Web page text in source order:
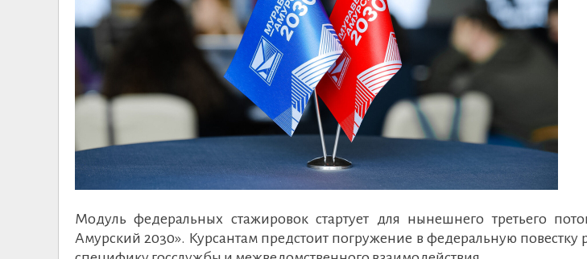
Модуль федеральных стажировок стартует для нынешнего третьего
Амурский 2030». Курсантам предстоит погружение в федеральную повестку